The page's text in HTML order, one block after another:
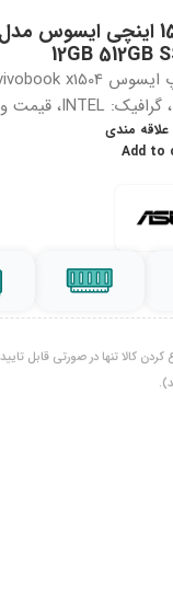
12GB 512GB
علاقه مندی
Add to
کالا تنها در صورتی قابل